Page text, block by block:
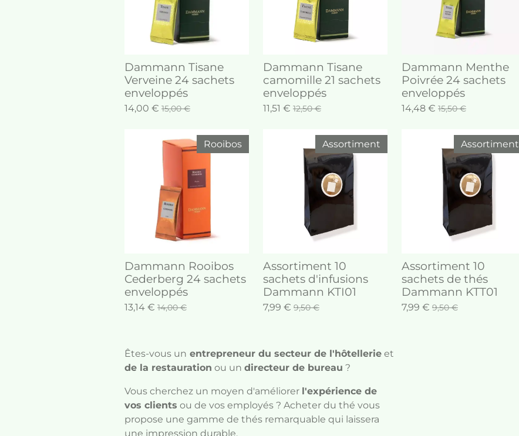
Dammann Tisane
Verveine 24 sachets
enveloppés
14,00 € 15,00 €
Dammann Tisane
camomille 21 sachets
enveloppés
11,51 € 12,50 €
Dammann Menthe
Poivrée 24 sachets
enveloppés
14,48 € 15,50 €
Rooibos
Dammann Rooibos
Cederberg 24 sachets
enveloppés
13,14 € 14,00 €
Assortiment
Assortiment 10
sachets d'infusions
Dammann KTI01
7,99 € 9,50 €
Assortiment
Assortiment 10
sachets de thés
Dammann KTT01
7,99 € 9,50 €
Êtes-vous un entrepreneur du secteur de l'hôtellerie et
de la restauration ou un directeur de bureau ?
Vous cherchez un moyen d'améliorer l'expérience de
vos clients ou de vos employés ? Acheter du thé vous
propose une gamme de thés remarquable qui laissera
une impression durable.